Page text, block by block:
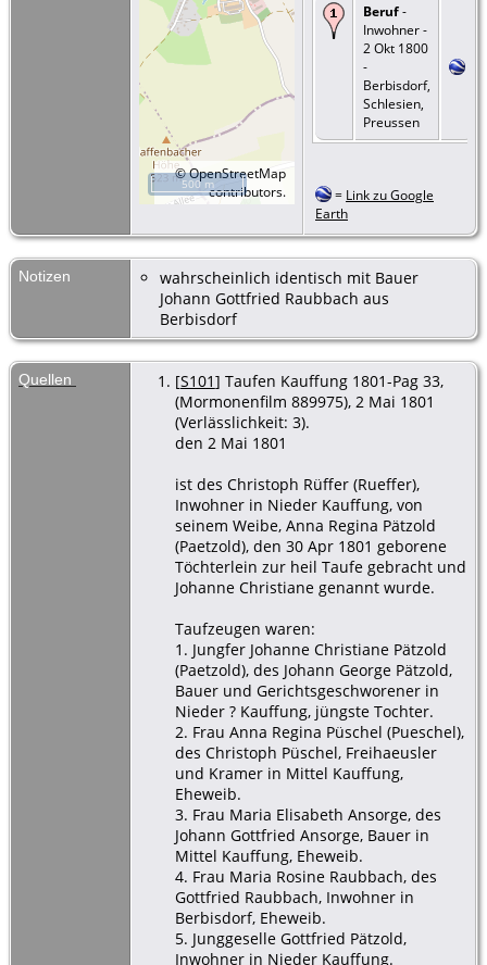
©OpenStreetMap
contributors.
500 m
Beruf-
Inwohner -
2 Okt 1800
-
Berbisdorf,
Schlesien,
Preussen
= Link zu Google
Earth
Notizen
wahrscheinlich identisch mit Bauer
Johann Gottfried Raubbach aus
Berbisdorf
Quellen [S101] Taufen Kauffung 1801-Pag 33,
(Mormonenfilm 889975), 2 Mai 1801
(Verlässlichkeit: 3).
den 2 Mai 1801
ist des Christoph Rüffer (Rueffer),
Inwohner in Nieder Kauffung, von
seinem Weibe, Anna Regina Pätzold
(Paetzold), den 30 Apr 1801 geborene
Töchterlein zur heil Taufe gebracht und
Johanne Christiane genannt wurde.
Taufzeugen waren:
1. Jungfer Johanne Christiane Pätzold
(Paetzold), des Johann George Pätzold,
Bauer und Gerichtsgeschworener in
Nieder ? Kauffung, jüngste Tochter.
2. Frau Anna Regina Püschel (Pueschel),
des Christoph Püschel, Freihaeusler
und Kramer in Mittel Kauffung,
Eheweib.
3. Frau Maria Elisabeth Ansorge, des
Johann Gottfried Ansorge, Bauer in
Mittel Kauffung, Eheweib.
4. Frau Maria Rosine Raubbach, des
Gottfried Raubbach, Inwohner in
Berbisdorf, Eheweib.
5. Junggeselle Gottfried Pätzold,
Inwohner in Nieder Kauffung.